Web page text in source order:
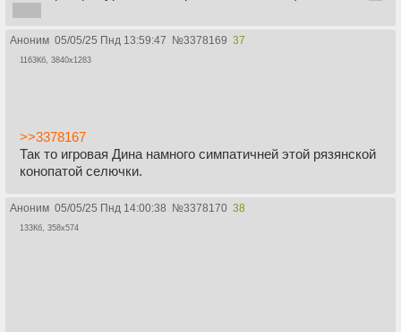
Аноним 05/05/25 Пнд 13:59:47 №3378169 37
1163Кб, 3840x1283
>>3378167
Так то игровая Дина намного симпатичней этой рязянской
конопатой селючки.
Аноним 05/05/25 Пнд 14:00:38 №3378170 38
133Кб, 358x574